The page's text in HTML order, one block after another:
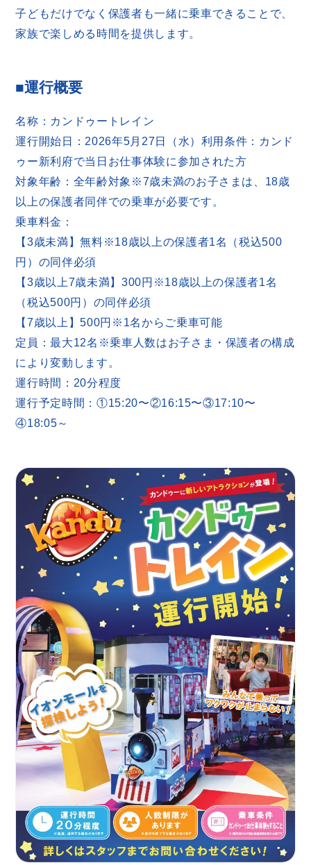
子どもだけでなく保護者も一緒に乗車できることで、
家族で楽しめる時間を提供します。
■運行概要
名称：カンドゥートレイン
運行開始日：2026年5月27日（水）利用条件：カンド
ゥー新利府で当日お仕事体験に参加された方
対象年齢：全年齢対象※7歳未満のお子さまは、18歳
以上の保護者同伴での乗車が必要です。
乗車料金：
【3歳未満】無料※18歳以上の保護者1名（税込500
円）の同伴必須
【3歳以上7歳未満】300円※18歳以上の保護者1名
（税込500円）の同伴必須
【7歳以上】500円※1名からご乗車可能
定員：最大12名※乗車人数はお子さま・保護者の構成
により変動します。
運行時間：20分程度
運行予定時間：①15:20〜②16:15〜③17:10〜
④18:05～